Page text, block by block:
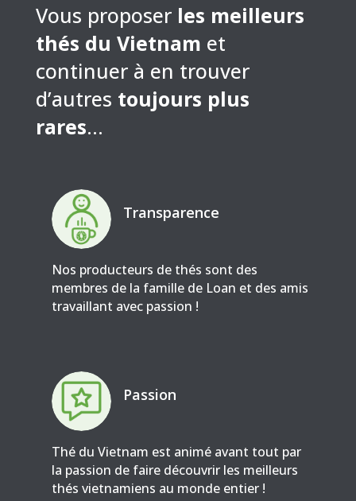
Vous proposer les meilleurs
thés du Vietnam et
continuer à en trouver
d’autres toujours plus
rares…
Transparence
Nos producteurs de thés sont des
membres de la famille de Loan et des amis
travaillant avec passion !
Passion
Thé du Vietnam est animé avant tout par
la passion de faire découvrir les meilleurs
thés vietnamiens au monde entier !